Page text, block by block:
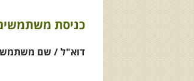
כניסת
דוא"ל / שם